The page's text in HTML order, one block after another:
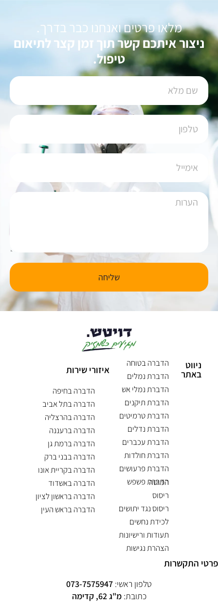
מלאו פרטים ואנחנו כבר בדרך.
ניצור איתכם קשר תוך זמן קצר לתיאום
טיפול.
שליחה
ניווט
באתר
הדברה בטוחה
הדברת נמלים
הדברת נמלי אש
הדברת תיקנים
הדברת טרמיטים
הדברת נדלים
הדברת עכברים
הדברת חולדות
הדברת פרעושים
הדברת פשפש המיטה
ריסוס
ריסוס נגד יתושים
לכידת נחשים
תעודות ורישיונות
הצהרת נגישות
איזורי שירות
הדברה בחיפה
הדברה בתל אביב
הדברה בהרצליה
הדברה ברעננה
הדברה ברמת גן
הדברה בבני ברק
הדברה בקריית אונו
הדברה באשדוד
הדברה בראשון לציון
הדברה בראש העין
פרטי התקשרות
טלפון ראשי: 073-7575947
כתובת:מ"ג 62, קדימה